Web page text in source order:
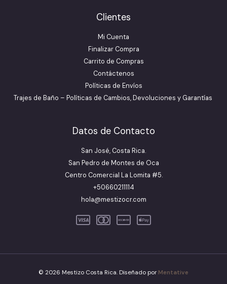
Clientes
Mi Cuenta
Finalizar Compra
Carrito de Compras
Contáctenos
Políticas de Envíos
Trajes de Baño – Políticas de Cambios, Devoluciones y Garantías
Datos de Contacto
San José, Costa Rica.
San Pedro de Montes de Oca
Centro Comercial La Lomita #5.
+50660211114
hola@mestizocr.com
© 2026 Mestizo Costa Rica. Diseñado porMentative